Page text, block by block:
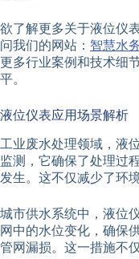
欲了解更多关于液位仪
问我们的网站： 智慧水
更多行业案例和技术细
平。
液位仪表应用场景解析
工业废水处理领域，液
监测，它确保了处理过
发生。这不仅减少了环
城市供水系统中，液位
网中的水位变化，确保
管网漏损。这一措施不